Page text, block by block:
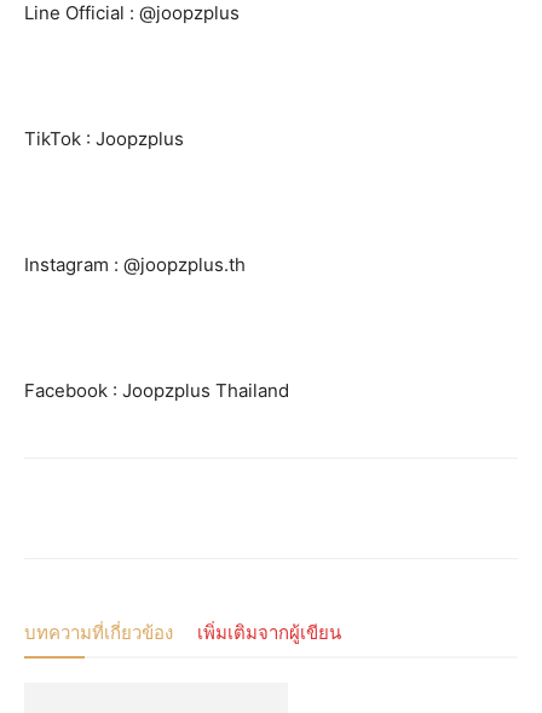
Line Official : @joopzplus
TikTok : Joopzplus
Instagram : @joopzplus.th
Facebook : Joopzplus Thailand
บทความที่เกี่ยวข้อง เพิ่มเติมจากผู้เขียน